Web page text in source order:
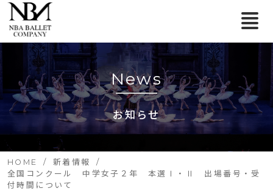
News
お知らせ
HOME
新着情報
全国コンクール 中学女子２年 本選Ⅰ・Ⅱ 出場番号・受
付時間について